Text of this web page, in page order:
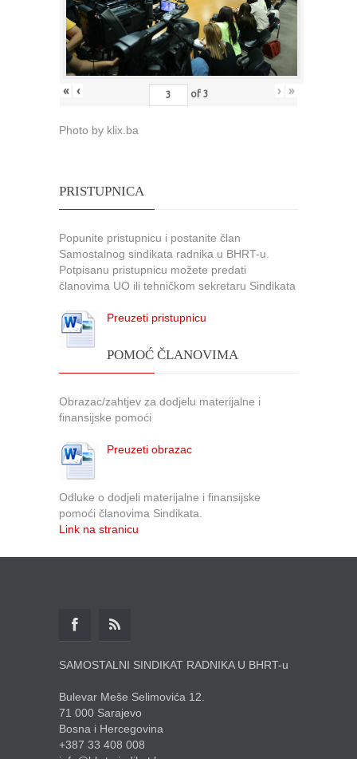
« ‹ of 3 › »
Photo by klix.ba
PRISTUPNICA
Popunite pristupnicu i postanite član
Samostalnog sindikata radnika u BHRT-u.
Potpisanu pristupnicu možete predati
članovima UO ili tehničkom sekretaru Sindikata
Preuzeti pristupnicu
POMOĆ ČLANOVIMA
Obrazac/zahtjev za dodjelu materijalne i
finansijske pomoći
Preuzeti obrazac
Odluke o dodjeli materijalne i finansijske
pomoći članovima Sindikata.
Link na stranicu
SAMOSTALNI SINDIKAT RADNIKA U BHRT-u
Bulevar Meše Selimovića 12.
71 000 Sarajevo
Bosna i Hercegovina
+387 33 408 008